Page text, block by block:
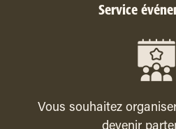
Service
Vous souhaitez